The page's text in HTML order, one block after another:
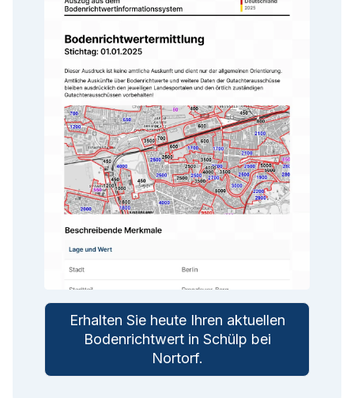
Erhalten Sie heute Ihren aktuellen
Bodenrichtwert in Schülp bei
Nortorf.